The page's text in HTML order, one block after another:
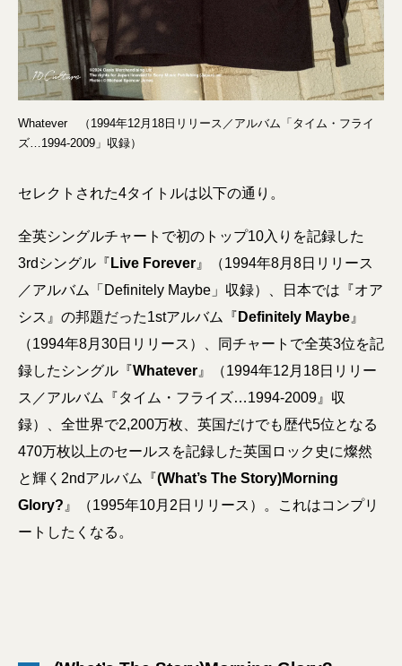
Whatever （1994年12月18日リリース／アルバム「タイム・フライ
ズ…1994-2009」収録）
セレクトされた4タイトルは以下の通り。
全英シングルチャートで初のトップ10入りを記録した
3rdシングル『 Live Forever 』（1994年8月8日リリース
／アルバム「Definitely Maybe」収録）、日本では『オア
シス』の邦題だった1stアルバム『 Definitely Maybe 』
（1994年8月30日リリース）、同チャートで全英3位を記
録したシングル『Whatever 』（1994年12月18日リリー
ス／アルバム『タイム・フライズ…1994-2009』収
録）、全世界で2,200万枚、英国だけでも歴代5位となる
470万枚以上のセールスを記録した英国ロック史に燦然
と輝く2ndアルバム『(What’s The Story)Morning
Glory? 』（1995年10月2日リリース）。これはコンプリ
ートしたくなる。